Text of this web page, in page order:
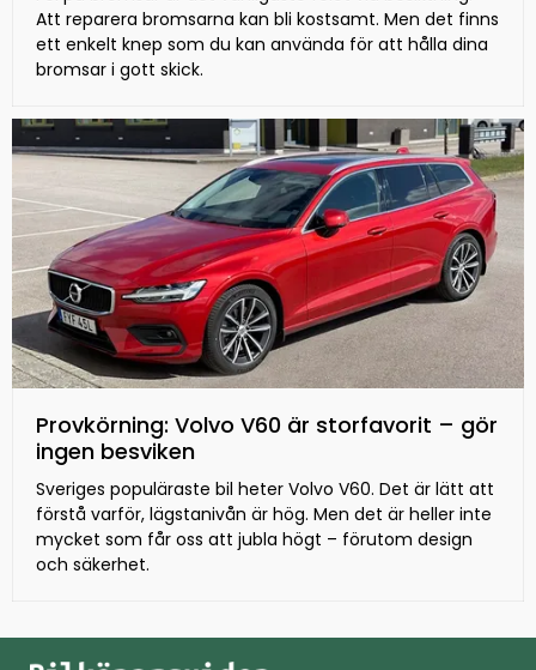
Att reparera bromsarna kan bli kostsamt. Men det finns
ett enkelt knep som du kan använda för att hålla dina
bromsar i gott skick.
Provkörning: Volvo V60 är storfavorit – gör
ingen besviken
Sveriges populäraste bil heter Volvo V60. Det är lätt att
förstå varför, lägstanivån är hög. Men det är heller inte
mycket som får oss att jubla högt – förutom design
och säkerhet.